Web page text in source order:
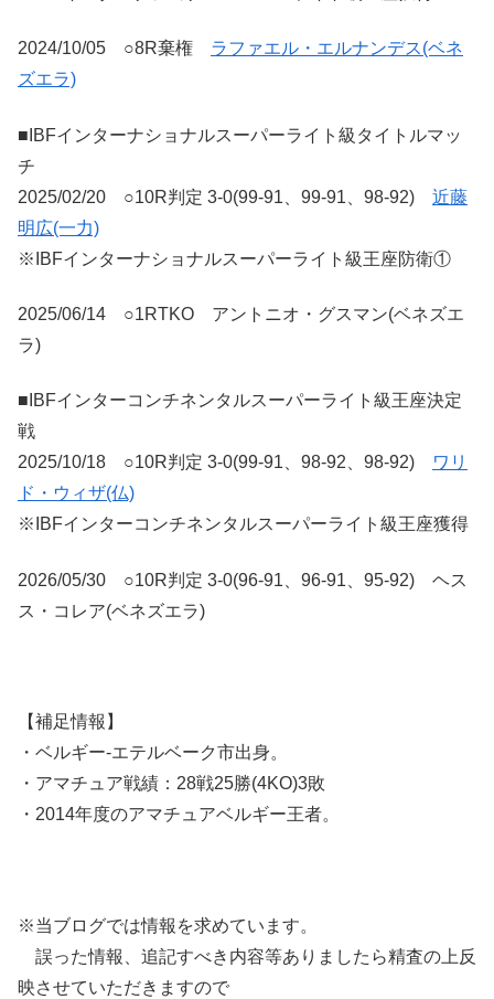
2024/10/05 ○8R棄権 ラファエル・エルナンデス(ベネ
ズエラ)
■IBFインターナショナルスーパーライト級タイトルマッ
チ
2025/02/20 ○10R判定 3-0(99-91、99-91、98-92) 近藤
明広(一力)
※IBFインターナショナルスーパーライト級王座防衛①
2025/06/14 ○1RTKO アントニオ・グスマン(ベネズエ
ラ)
■IBFインターコンチネンタルスーパーライト級王座決定
戦
2025/10/18 ○10R判定 3-0(99-91、98-92、98-92)
ワリ
ド・ウィザ(仏)
※IBFインターコンチネンタルスーパーライト級王座獲得
2026/05/30 ○10R判定 3-0(96-91、96-91、95-92) ヘス
ス・コレア(ベネズエラ)
【補足情報】
・ベルギー-エテルベーク市出身。
・アマチュア戦績：28戦25勝(4KO)3敗
・2014年度のアマチュアベルギー王者。
※当ブログでは情報を求めています。
誤った情報、追記すべき内容等ありましたら精査の上反
映させていただきますので